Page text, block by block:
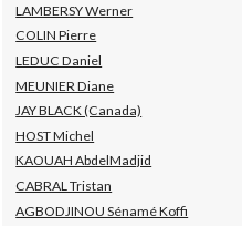
LAMBERSY Werner
COLIN Pierre
LEDUC Daniel
MEUNIER Diane
JAY BLACK (Canada)
HOST Michel
KAOUAH AbdelMadjid
CABRAL Tristan
AGBODJINOU Sénamé Koffi